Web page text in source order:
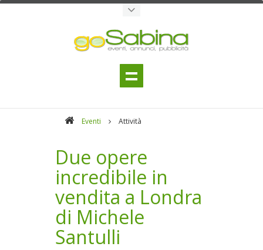
Eventi Attività
Due opere
incredibile in
vendita a Londra
di Michele
Santulli